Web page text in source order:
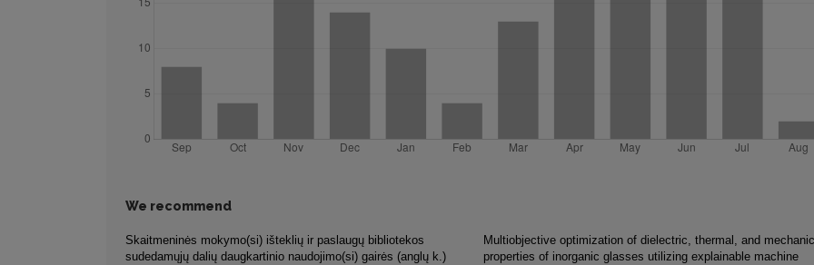
We recommend
Skaitmeninės mokymo(si) išteklių ir paslaugų bibliotekos
sudedamųjų dalių daugkartinio naudojimo(si) gairės (anglų k.)
Multiobjective optimization of dielectric, thermal, and
properties of inorganic glasses utilizing explainable machine